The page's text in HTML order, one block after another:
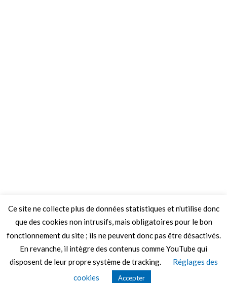
Ce site ne collecte plus de données statistiques et n'utilise donc
que des cookies non intrusifs, mais obligatoires pour le bon
fonctionnement du site ; ils ne peuvent donc pas être désactivés.
En revanche, il intègre des contenus comme YouTube qui
disposent de leur propre système de tracking.
Réglages des
cookies
Accepter